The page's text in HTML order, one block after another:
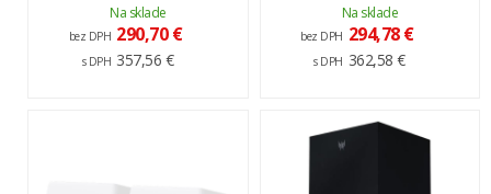
Na sklade
bez DPH 290,70 €
s DPH 357,56 €
Na sklade
bez DPH 294,78 €
s DPH 362,58 €